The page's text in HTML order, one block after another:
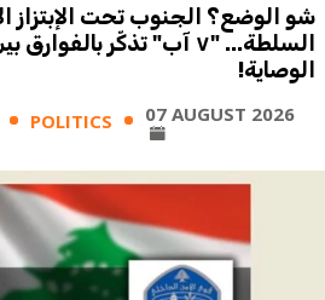
شو الوضع؟ الجنوب تحت الإبتزاز
السلطة... "٧ آب" تذكّر
الوصاية!
POLITICS 07 AUGUST 2026